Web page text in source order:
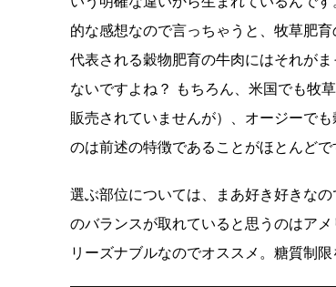
的な感想なので言っちゃうと、牧草肥
代表される穀物肥育の牛肉にはそれが
ないですよね？ もちろん、米国でも牧
販売されていませんが）、オージーで
のは前述の特徴であることがほとんどで
選ぶ部位については、まあ好き好きな
のバランスが取れていると思うのはア
リーズナブルなのでオススメ。糖質制